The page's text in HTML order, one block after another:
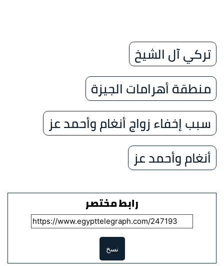
تركي آل الشيخ
منطقة أهرامات الجيزة
سبب إخفاء زواج أنغام وأحمد عز
أنغام وأحمد عز
رابط مختصر
نسخ